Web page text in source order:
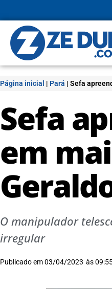
Página inicial | Pará | Sefa
Sefa
em
O manipulador
irregular
Publicado em03/04/2023 às